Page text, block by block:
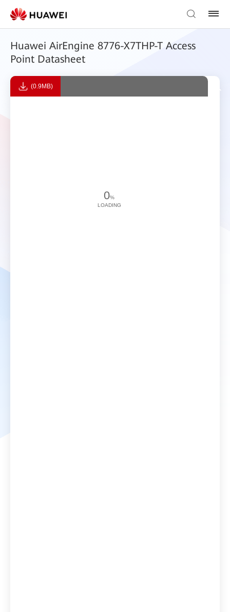
Huawei AirEngine 8776-X7THP-T Access
Point Datasheet
(0.9MB)
0%
LOADING